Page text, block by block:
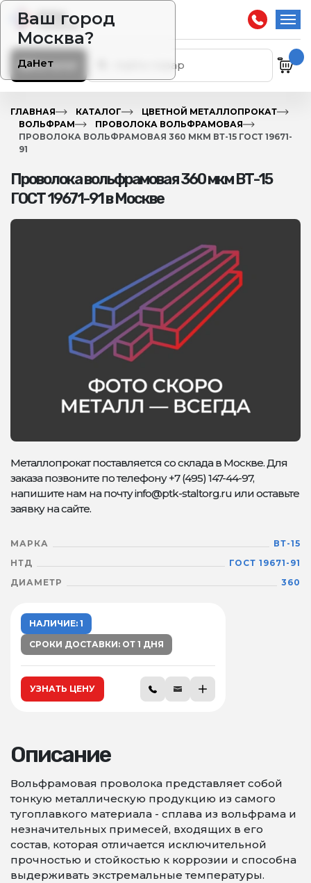
Ваш город
Москва?
ДаНет
Каталог
ГЛАВНАЯ КАТАЛОГ
ЦВЕТНОЙ МЕТАЛЛОПРОКАТ
ВОЛЬФРАМ
ПРОВОЛОКА ВОЛЬФРАМОВАЯ
ПРОВОЛОКА ВОЛЬФРАМОВАЯ 360 МКМ ВТ-15 ГОСТ 19671-
91
Проволока вольфрамовая 360 мкм ВТ-15
ГОСТ 19671-91 в Москве
Металлопрокат поставляется со склада в Москве. Для
заказа позвоните по телефону +7 (495) 147-44-97,
напишите нам на почту info@ptk-staltorg.ru или оставьте
заявку на сайте.
МАРКА
ВТ-15
НТД
ГОСТ 19671-91
ДИАМЕТР
360
НАЛИЧИЕ: 1
СРОКИ ДОСТАВКИ: ОТ 1 ДНЯ
УЗНАТЬ ЦЕНУ
Описание
Вольфрамовая проволока представляет собой
тонкую металлическую продукцию из самого
тугоплавкого материала - сплава из вольфрама и
незначительных примесей, входящих в его
состав, которая отличается исключительной
прочностью и стойкостью к коррозии и способна
выдерживать экстремальные температуры.